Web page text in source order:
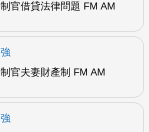
官借貸法律問題 FM AM
官夫妻財產制 FM AM